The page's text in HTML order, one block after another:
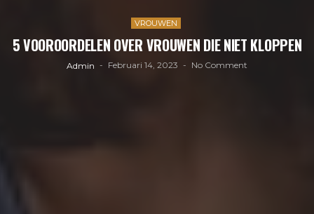
VROUWEN
5 VOOROORDELEN OVER VROUWEN DIE NIET KLOPPEN
Admin Februari 14, 2023 No Comment